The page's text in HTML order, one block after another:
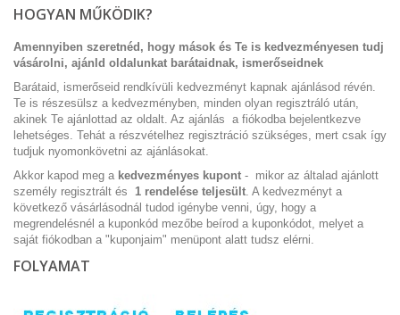
HOGYAN MŰKÖDIK?
Amennyiben szeretnéd, hogy mások és Te is kedvezményesen tudj
vásárolni, ajánld oldalunkat barátaidnak, ismerőseidnek
Barátaid, ismerőseid rendkívüli kedvezményt kapnak ajánlásod révén.
Te is részesülsz a kedvezményben, minden olyan regisztráló után,
akinek Te ajánlottad az oldalt. Az ajánlás a fiókodba bejelentkezve
lehetséges. Tehát a részvételhez regisztráció szükséges, mert csak így
tudjuk nyomonkövetni az ajánlásokat.
Akkor kapod meg a kedvezményes kupont - mikor az általad ajánlott
személy regisztrált és 1 rendelése teljesült. A kedvezményt a
következő vásárlásodnál tudod igénybe venni, úgy, hogy a
megrendelésnél a kuponkód mezőbe beírod a kuponkódot, melyet a
saját fiókodban a "kuponjaim" menüpont alatt tudsz elérni.
FOLYAMAT